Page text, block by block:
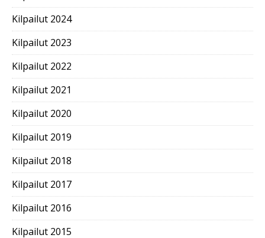
Kilpailut 2024
Kilpailut 2023
Kilpailut 2022
Kilpailut 2021
Kilpailut 2020
Kilpailut 2019
Kilpailut 2018
Kilpailut 2017
Kilpailut 2016
Kilpailut 2015